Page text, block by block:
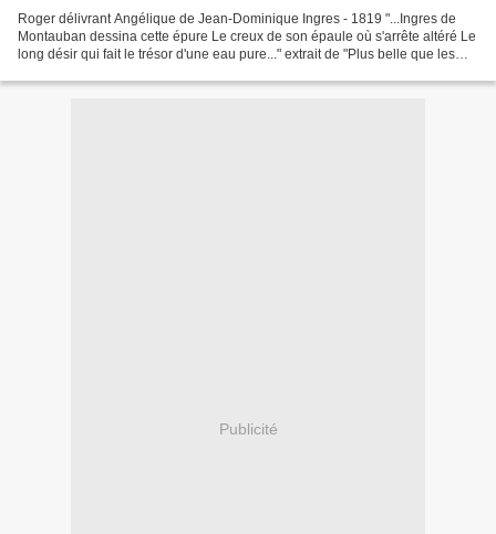
Roger délivrant Angélique de Jean-Dominique Ingres - 1819 "...Ingres de
Montauban dessina cette épure Le creux de son épaule où s'arrête altéré Le
long désir qui fait le trésor d'une eau pure..." extrait de "Plus belle que les
Publicité